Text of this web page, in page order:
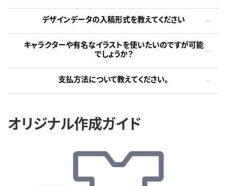
デザインデータの入稿形式を教えてください
キャラクターや有名なイラストを使いたいのですが可能
でしょうか？
支払方法について教えてください。
オリジナル作成ガイド